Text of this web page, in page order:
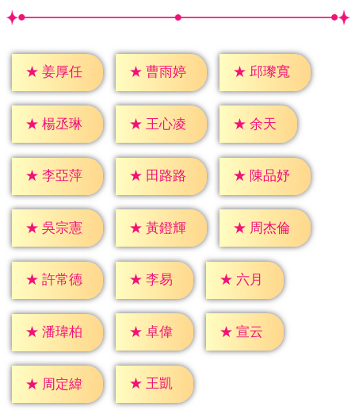
★ 姜厚任 ★ 曹雨婷 ★ 邱瓈寬
★ 楊丞琳 ★ 王心凌 ★ 余天
★ 李亞萍 ★ 田路路 ★ 陳品妤
★ 吳宗憲 ★ 黃鐙輝 ★ 周杰倫
★ 許常德 ★ 李易 ★ 六月
★ 潘瑋柏 ★ 卓偉 ★ 宣云
★ 周定緯 ★ 王凱